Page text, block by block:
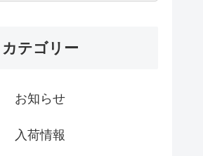
カテゴリー
お知らせ
入荷情報